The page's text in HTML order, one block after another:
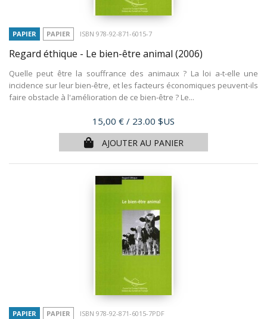
PAPIER PAPIER ISBN 978-92-871-6015-7
Regard éthique - Le bien-être animal (2006)
Quelle peut être la souffrance des animaux ? La loi a-t-elle une
incidence sur leur bien-être, et les facteurs économiques peuvent-ils
faire obstacle à l'amélioration de ce bien-être ? Le...
Prix
15,00 € / 23.00 $US
AJOUTER AU PANIER
PAPIER PAPIER ISBN 978-92-871-6015-7PDF